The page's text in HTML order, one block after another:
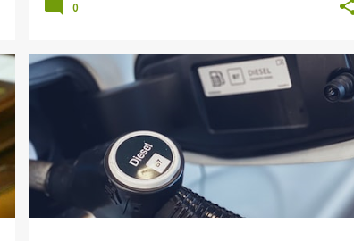
0
ECONOMIA GUERRA UCRAINA NEWS